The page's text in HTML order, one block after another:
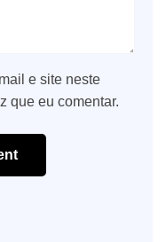
e site neste
que eu comentar.